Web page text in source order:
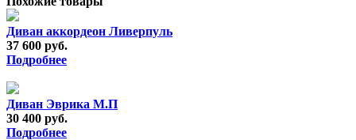
Диван аккордеон Ливерпуль
37 600 руб.
Подробнее
Диван Эврика М.П
30 400 руб.
Подробнее